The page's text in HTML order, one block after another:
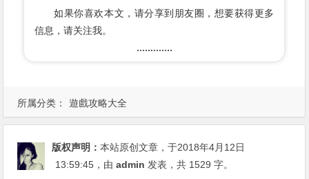
所属分类： 遊戲攻略大全
如果你喜欢本文，请分享到朋友圈，想要获得更多
信息，请关注我。
版权声明：本站原创文章，于2018年4月12日
13:59:45 ，由admin 发表，共 1529 字。